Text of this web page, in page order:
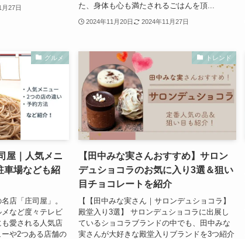
27日
た、身体も心も満たされるごはんを頂...
2024年11月20日 2024年11月27日
グルメ
屋｜人気メニ
車場なども紹
店「庄司屋」。
など度々テレビ
愛される人気店
や2つある店舗の
トレンド
【田中みな実さんおすすめ】サロン
デュショコラのお気に入り3選＆狙い
目チョコレートを紹介
【【田中みな実さん｜サロンデュショコラ】
殿堂入り3選】 サロンデュショコラに出展し
ているショコラブランドの中でも、田中みな
実さんが大好きな殿堂入りブランドを3つ紹介